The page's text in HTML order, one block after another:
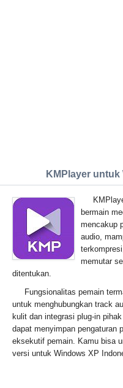
KMPlayer untuk
bermain
mencakup
audio,
memutar
ditentukan.
Fungsionalitas pemain
untuk menghubungkan track
kulit dan integrasi plug-in
dapat menyimpan pengaturan
eksekutif pemain. Kamu bisa
versi untuk Windows XP